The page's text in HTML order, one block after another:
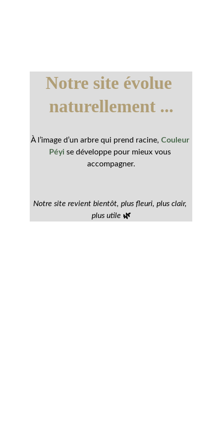
Notre site évolue
naturellement ...
À l’image d’un arbre qui prend racine, Couleur
Péyi se développe pour mieux vous
accompagner.
Notre site revient bientôt, plus fleuri, plus clair,
plus utile 🌿